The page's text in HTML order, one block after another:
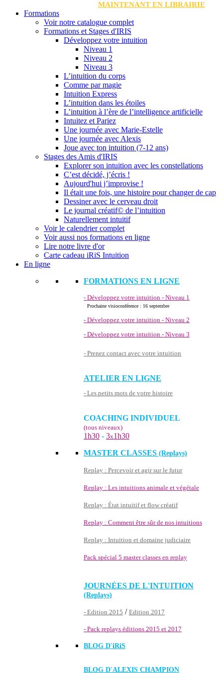
MAINTENANT EN LIBRAIRIE
Formations
Voir notre catalogue complet
Formations et Stages d'IRIS
Développez votre intuition
Niveau 1
Niveau 2
Niveau 3
L’intuition du corps
Comme par magie
Intuition Express
L’intuition dans les étoiles
L’intuition à l’ère de l’intelligence artificielle
Intuitez et Pariez
Une journée avec Marie-Estelle
Une journée avec Alexis
Joue avec ton intuition (7-12 ans)
Stages des Amis d'IRIS
Explorer son intuition avec les constellations
C’est décidé, j’écris !
Aujourd'hui j’improvise !
Il était une fois, une histoire pour changer de cap
Dessiner avec le cerveau droit
Le journal créatif© de l’intuition
Naturellement intuitif
Voir le calendrier complet
Voir aussi nos formations en ligne
Lire notre livre d'or
Carte cadeau iRiS Intuition
En ligne
FORMATIONS EN LIGNE
- Développez votre intuition - Niveau 1
Prochaine visioconférence : 16 septembre
- Développez votre intuition - Niveau 2
- Développez votre intuition - Niveau 3
- Prenez contact avec votre intuition
ATELIER EN LIGNE
- Les petits mots de votre histoire
COACHING INDIVIDUEL
(tous niveaux)
1h30 - 3x1h30
MASTER CLASSES (Replays)
Replay : Percevoir et agir sur le futur
Replay : Les intuitions animale et végétale
Replay : État intuitif et flow créatif
Replay : Comment être sûr de nos intuitions
Replay : Intuition et domaine judiciaire
Pack spécial 5 master classes en replay
JOURNÉES DE L'INTUITION
(Replays)
- Edition 2015 / Edition 2017
- Pack replays éditions 2015 et 2017
BLOG D'iRiS
BLOG D'ALEXIS CHAMPION